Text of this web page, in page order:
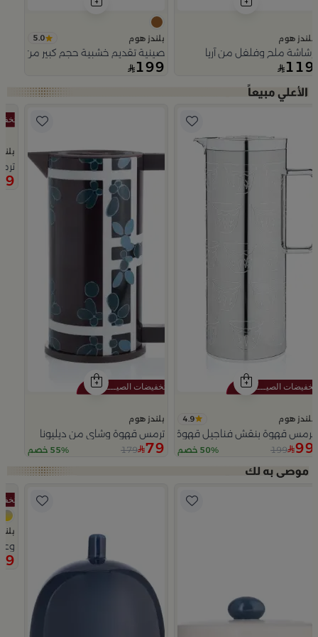
بلندز هوم
رشاشة ملح وفلفل من آريا
119
بلندز هوم 5.0
صينية تقديم خشبية حجم كبير من اورورا
199
Slide 1 of 5
بلندز هوم 4.9
ترمس قهوة بنقش فناجيل قهوة فضي من تيلا
99
199 50% خصم
بلندز هوم
ترمس قهوة وشاي من ديليونا
79
179 55% خصم
Slide 1 of 5